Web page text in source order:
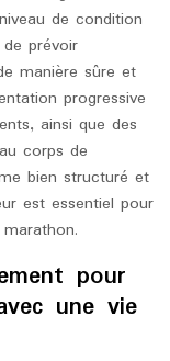
de condition
prévoir
manière sûre et
progressive
ainsi que des
corps de
bien structuré et
est essentiel pour
pour
une vie